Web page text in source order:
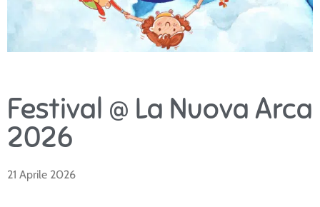
Festival @ La Nuova Arca
2026
21 Aprile 2026